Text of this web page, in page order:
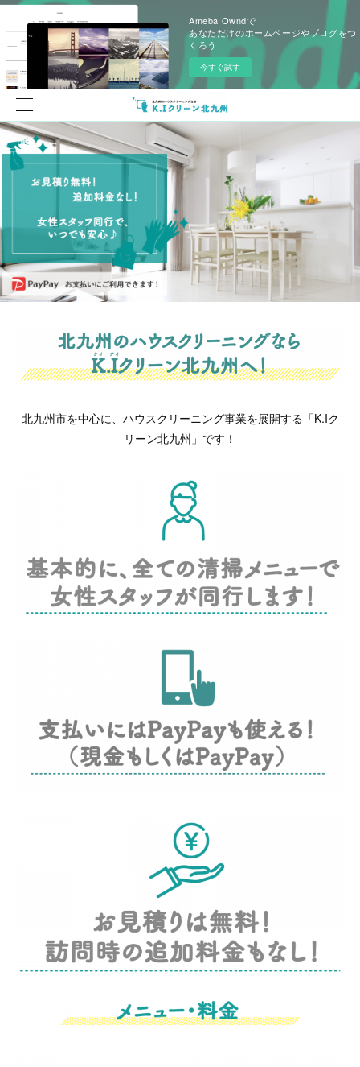
Ameba Owndで
あなただけのホームページやブログをつ
くろう
今すぐ試す
北九州市を中心に、ハウスクリーニング事業を展開する「K.Iク
リーン北九州」です！